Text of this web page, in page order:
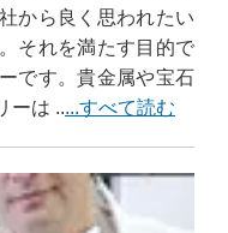
から良く思われたい
それを満たす目的で
です。貴金属や宝石
ーは .....すべて読む